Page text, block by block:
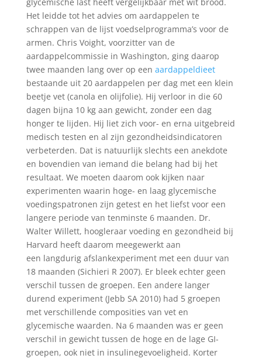
glycemische last heeft vergelijkbaar met wit brood.
Het leidde tot het advies om aardappelen te
schrappen van de lijst voedselprogramma’s voor de
armen. Chris Voight, voorzitter van de
aardappelcommissie in Washington, ging daarop
twee maanden lang over op een aardappeldieet
bestaande uit 20 aardappelen per dag met een klein
beetje vet (canola en olijfolie). Hij verloor in die 60
dagen bijna 10 kg aan gewicht, zonder een dag
honger te lijden. Hij liet zich voor- en erna uitgebreid
medisch testen en al zijn gezondheidsindicatoren
verbeterden. Dat is natuurlijk slechts een anekdote
en bovendien van iemand die belang had bij het
resultaat. We moeten daarom ook kijken naar
experimenten waarin hoge- en laag glycemische
voedingspatronen zijn getest en het liefst voor een
langere periode van tenminste 6 maanden. Dr.
Walter Willett, hoogleraar voeding en gezondheid bij
Harvard heeft daarom meegewerkt aan
een langdurig afslankexperiment met een duur van
18 maanden (Sichieri R 2007). Er bleek echter geen
verschil tussen de groepen. Een andere langer
durend experiment (Jebb SA 2010) had 5 groepen
met verschillende composities van vet en
glycemische waarden. Na 6 maanden was er geen
verschil in gewicht tussen de hoge en de lage GI-
groepen, ook niet in insulinegevoeligheid. Korter